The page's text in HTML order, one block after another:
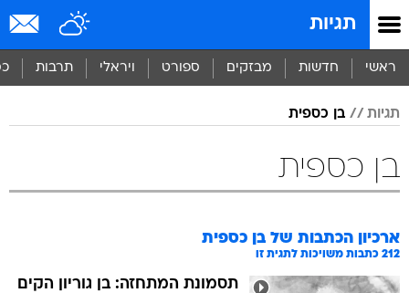
תגיות
ראשי חדשות מבזקים ספורט ויראלי תרבות
תגיות בן כספית
בן כספית
ארכיון הכתבות של בן כספית
212 כתבות משויכות לתגית זו
תסמונת המתחזה: בן גוריון הקים